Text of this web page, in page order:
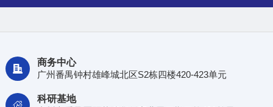

商务中心
广州番禺钟村雄峰城北区S2栋四楼420-423单元
科研基地